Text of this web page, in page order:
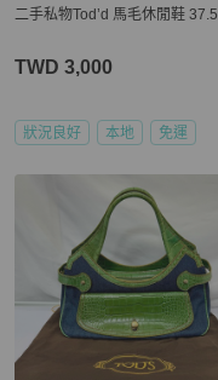
二手私物Tod’d 馬毛休閒鞋 37.5
TWD 3,000
狀況良好 本地 免運